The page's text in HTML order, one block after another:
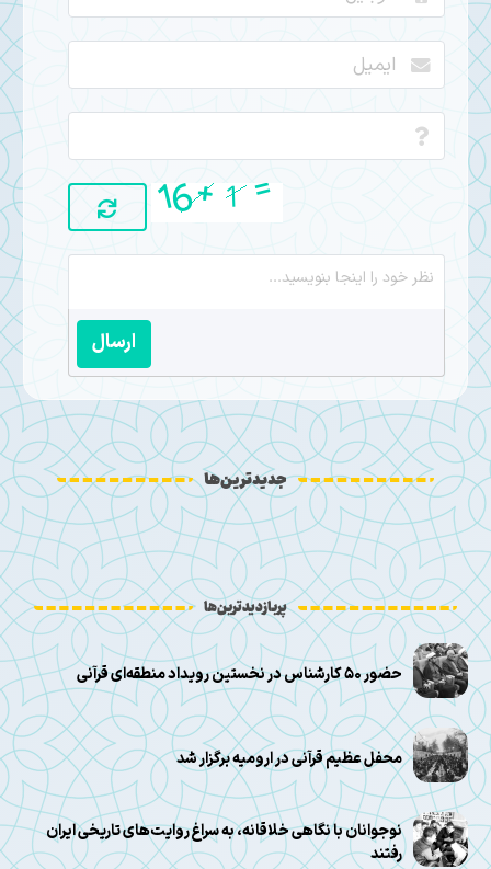
ارسال
جدیدترین‌ها
پربازدیدترین‌ها
حضور ۵۰ کارشناس در نخستین رویداد منطقه‌ای قرآنی
محفل عظیم قرآنی در ارومیه برگزار شد
نوجوانان با نگاهی خلاقانه، به سراغ روایت‌های تاریخی ایران
رفتند